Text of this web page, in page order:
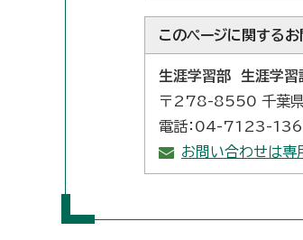
このページに関するお
生涯学習部 生涯学習
〒278-8550 千葉県
電話：04-7123-
お問い合わせは専